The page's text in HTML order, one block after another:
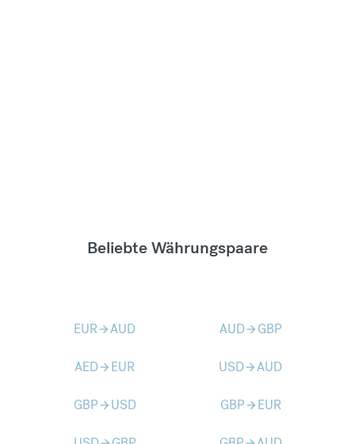
Beliebte Währungspaare
EURarrow_forwardAUD AUDarrow_forward GBP
AEDarrow_forward EUR USDarrow_forwardAUD
GBParrow_forward USD GBParrow_forward EUR